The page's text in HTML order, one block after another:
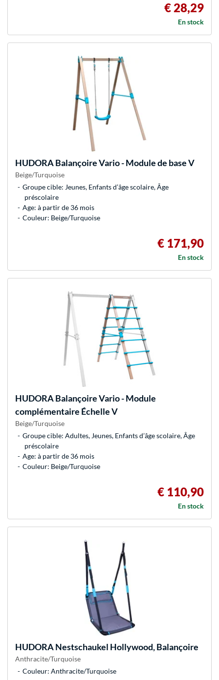
€ 28,29
En stock
HUDORABalançoire Vario - Module de base V
Beige/Turquoise
Groupe cible: Jeunes, Enfants d’âge scolaire, Âge
préscolaire
Age: à partir de 36 mois
Couleur: Beige/Turquoise
€ 171,90
En stock
HUDORABalançoire Vario - Module
complémentaire Échelle V
Beige/Turquoise
Groupe cible: Adultes, Jeunes, Enfants d’âge scolaire, Âge
préscolaire
Age: à partir de 36 mois
Couleur: Beige/Turquoise
€ 110,90
En stock
HUDORANestschaukel Hollywood, Balançoire
Anthracite/Turquoise
Couleur: Anthracite/Turquoise